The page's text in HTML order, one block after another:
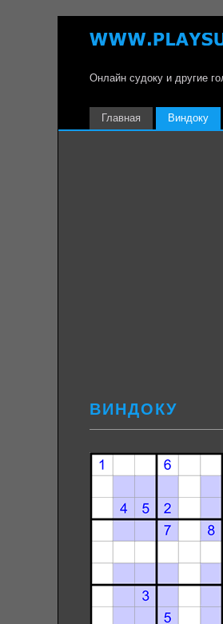
Онлайн судоку и другие
Главная Виндоку
ВИНДОКУ